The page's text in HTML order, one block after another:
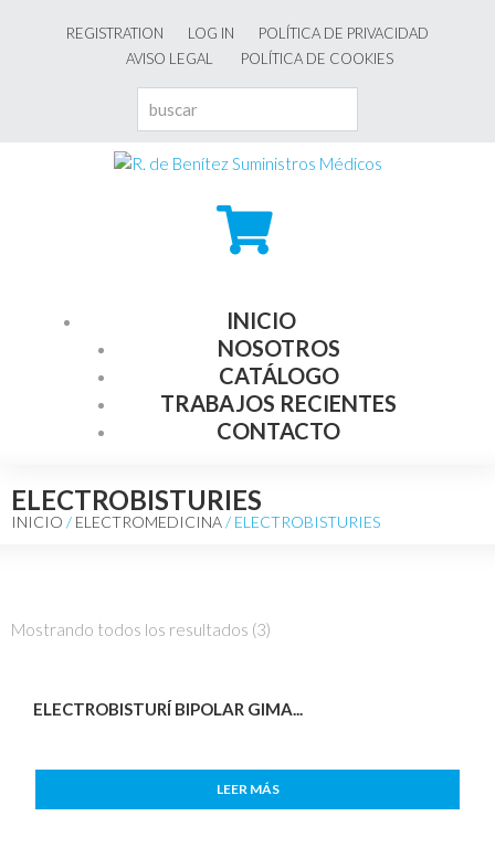
REGISTRATION LOG IN
POLÍTICA DE PRIVACIDAD
AVISO LEGAL
POLÍTICA DE COOKIES
INICIO
NOSOTROS
CATÁLOGO
TRABAJOS RECIENTES
CONTACTO
ELECTROBISTURIES
INICIO / ELECTROMEDICINA/ ELECTROBISTURIES
Mostrando todos los resultados (3)
ELECTROBISTURÍ BIPOLAR GIMA...
LEER MÁS